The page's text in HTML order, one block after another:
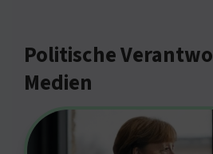
Politische
Medien